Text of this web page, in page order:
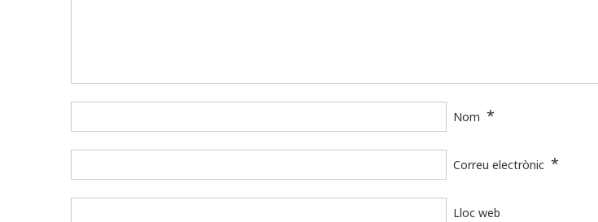
Nom *
Correu electrònic *
Lloc web